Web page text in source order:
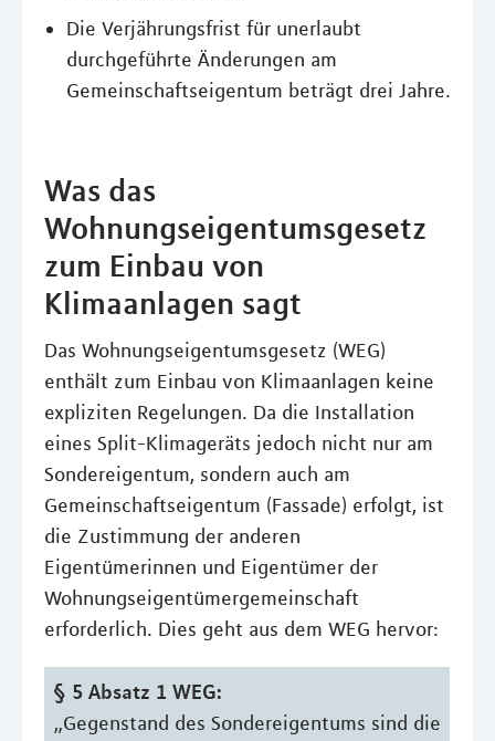
Die Verjährungsfrist für unerlaubt
durchgeführte Änderungen am
Gemeinschaftseigentum beträgt drei Jahre.
Was das
Wohnungseigentumsgesetz
zum Einbau von
Klimaanlagen sagt
Das Wohnungseigentumsgesetz (WEG)
enthält zum Einbau von Klimaanlagen keine
expliziten Regelungen. Da die Installation
eines Split-Klimageräts jedoch nicht nur am
Sondereigentum, sondern auch am
Gemeinschaftseigentum (Fassade) erfolgt, ist
die Zustimmung der anderen
Eigentümerinnen und Eigentümer der
Wohnungseigentümergemeinschaft
erforderlich. Dies geht aus dem WEG hervor:
§ 5 Absatz 1 WEG:
„Gegenstand des Sondereigentums sind die